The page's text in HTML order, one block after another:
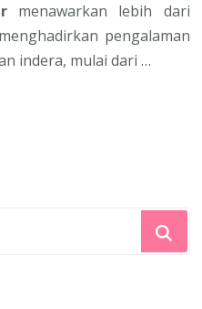
menawarkan lebih dari
pengalaman
indera, mulai dari …